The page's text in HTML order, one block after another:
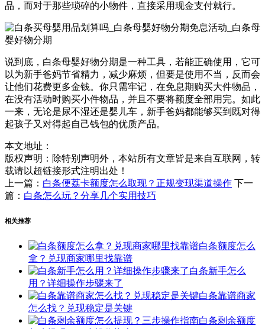
品，而对于那些琐碎的小物件，直接采用现金支付就行。
说到底，白条母婴好物分期是一种工具，若能正确使用，它可
以为新手爸妈节省精力，减少麻烦，但要是使用不当，反而会
让他们花费更多金钱。你只需牢记，在免息期购买大件物品，
在没有活动时购买小件物品，并且不要将额度全部用完。如此
一来，无论是尿不湿还是婴儿车，新手爸妈都能够买到既对得
起孩子又对得起自己钱包的优质产品。
本文地址：
版权声明： 除特别声明外，本站所有文章皆是来自互联网，转
载请以超链接形式注明出处！
上一篇： 白条便荔卡额度怎么取现？正规变现渠道操作 下一
篇： 白条怎么玩？分享几个实用技巧
相关推荐
白条额度怎么
拿？兑现商家哪里找靠谱
白条新手怎么
用？详细操作步骤来了
白条靠谱商家
怎么找？兑现稳定是关键
白条剩余额度